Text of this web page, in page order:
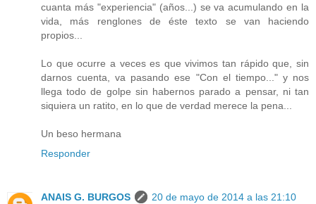
cuanta más "experiencia" (años...) se va acumulando en la
vida, más renglones de éste texto se van haciendo
propios...
Lo que ocurre a veces es que vivimos tan rápido que, sin
darnos cuenta, va pasando ese "Con el tiempo..." y nos
llega todo de golpe sin habernos parado a pensar, ni tan
siquiera un ratito, en lo que de verdad merece la pena...
Un beso hermana
Responder
ANAIS G. BURGOS
20 de mayo de 2014 a las 21:10